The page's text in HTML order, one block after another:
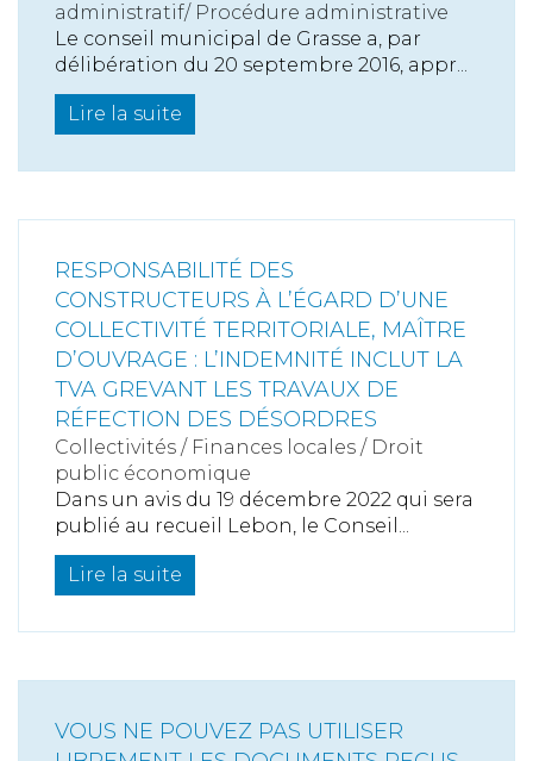
administratif/ Procédure administrative
Le conseil municipal de Grasse a, par
délibération du 20 septembre 2016, appr...
Lire la suite
RESPONSABILITÉ DES
CONSTRUCTEURS À L’ÉGARD D’UNE
COLLECTIVITÉ TERRITORIALE, MAÎTRE
D’OUVRAGE : L’INDEMNITÉ INCLUT LA
TVA GREVANT LES TRAVAUX DE
RÉFECTION DES DÉSORDRES
Collectivités / Finances locales / Droit
public économique
Dans un avis du 19 décembre 2022 qui sera
publié au recueil Lebon, le Conseil...
Lire la suite
VOUS NE POUVEZ PAS UTILISER